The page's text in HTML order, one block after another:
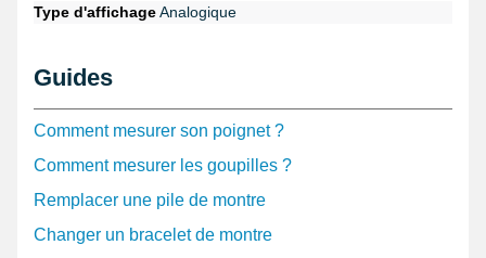
Type d'affichageAnalogique
Guides
Comment mesurer son poignet ?
Comment mesurer les goupilles ?
Remplacer une pile de montre
Changer un bracelet de montre